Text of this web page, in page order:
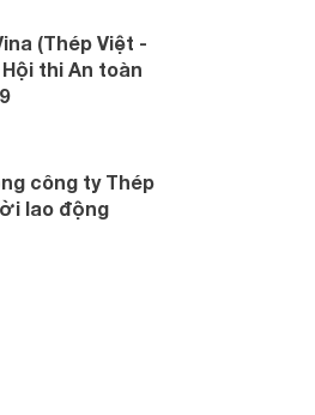
(Thép Việt -
thi An toàn
công ty Thép
lao động